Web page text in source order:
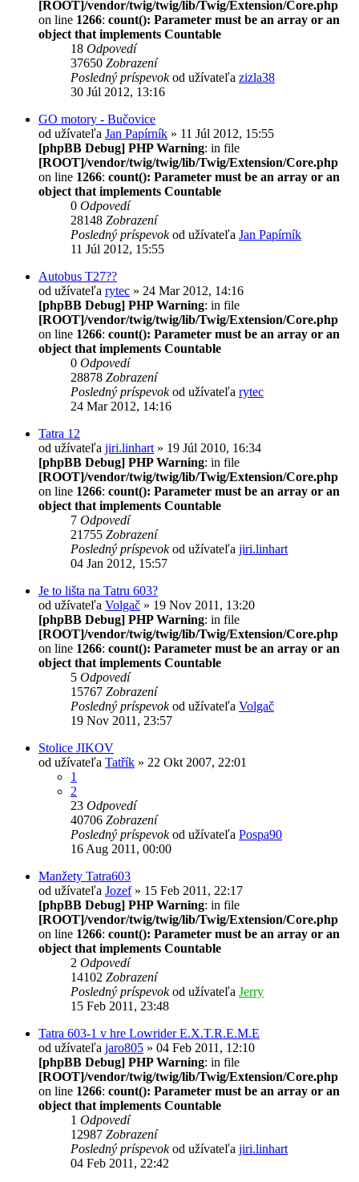
[ROOT]/vendor/twig/twig/lib/Twig/Extension/Core.php
on line 1266: count(): Parameter must be an array or an
object that implements Countable
18 Odpovedí
37650 Zobrazení
Posledný príspevokod užívateľa zizla38
30 Júl 2012, 13:16
GO motory - Bučovice
od užívateľa Jan Papírník » 11 Júl 2012, 15:55
[phpBB Debug] PHP Warning: in file
[ROOT]/vendor/twig/twig/lib/Twig/Extension/Core.php
on line 1266: count(): Parameter must be an array or an
object that implements Countable
0 Odpovedí
28148 Zobrazení
Posledný príspevokod užívateľa Jan Papírník
11 Júl 2012, 15:55
Autobus T27??
od užívateľa rytec » 24 Mar 2012, 14:16
[phpBB Debug] PHP Warning: in file
[ROOT]/vendor/twig/twig/lib/Twig/Extension/Core.php
on line 1266: count(): Parameter must be an array or an
object that implements Countable
0 Odpovedí
28878 Zobrazení
Posledný príspevokod užívateľa rytec
24 Mar 2012, 14:16
Tatra 12
od užívateľa jiri.linhart » 19 Júl 2010, 16:34
[phpBB Debug] PHP Warning: in file
[ROOT]/vendor/twig/twig/lib/Twig/Extension/Core.php
on line 1266: count(): Parameter must be an array or an
object that implements Countable
7 Odpovedí
21755 Zobrazení
Posledný príspevokod užívateľa jiri.linhart
04 Jan 2012, 15:57
Je to lišta na Tatru 603?
od užívateľa Volgač » 19 Nov 2011, 13:20
[phpBB Debug] PHP Warning: in file
[ROOT]/vendor/twig/twig/lib/Twig/Extension/Core.php
on line 1266: count(): Parameter must be an array or an
object that implements Countable
5 Odpovedí
15767 Zobrazení
Posledný príspevokod užívateľa Volgač
19 Nov 2011, 23:57
Stolice JIKOV
od užívateľa Tatřík » 22 Okt 2007, 22:01
1
2
23 Odpovedí
40706 Zobrazení
Posledný príspevokod užívateľa Pospa90
16 Aug 2011, 00:00
Manžety Tatra603
od užívateľa Jozef» 15 Feb 2011, 22:17
[phpBB Debug] PHP Warning: in file
[ROOT]/vendor/twig/twig/lib/Twig/Extension/Core.php
on line 1266: count(): Parameter must be an array or an
object that implements Countable
2 Odpovedí
14102 Zobrazení
Posledný príspevokod užívateľa Jerry
15 Feb 2011, 23:48
Tatra 603-1 v hre Lowrider E.X.T.R.E.M.E
od užívateľa jaro805 » 04 Feb 2011, 12:10
[phpBB Debug] PHP Warning: in file
[ROOT]/vendor/twig/twig/lib/Twig/Extension/Core.php
on line 1266: count(): Parameter must be an array or an
object that implements Countable
1 Odpovedí
12987 Zobrazení
Posledný príspevokod užívateľa jiri.linhart
04 Feb 2011, 22:42